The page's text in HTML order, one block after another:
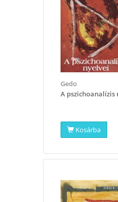
Gedo
A pszichoanalízis
Kosárba